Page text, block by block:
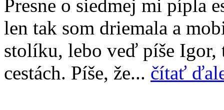
Presne o siedmej mi pípla
len tak som driemala a
stolíku, lebo veď píše Igor,
cestách. Píše, že... čítať